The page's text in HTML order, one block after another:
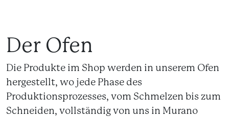
Der Ofen
Die Produkte im Shop werden in unserem Ofen
hergestellt, wo jede Phase des
Produktionsprozesses, vom Schmelzen bis zum
Schneiden, vollständig von uns in Murano